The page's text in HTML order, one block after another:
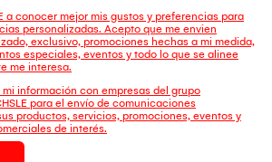
a conocer mejor mis gustos y preferencias para
personalizadas. Acepto que me envien
exclusivo, promociones hechas a mi medida,
especiales, eventos y todo lo que se alinee
me interesa.
información con empresas del grupo
para el envío de comunicaciones
productos, servicios, promociones, eventos y
de interés.